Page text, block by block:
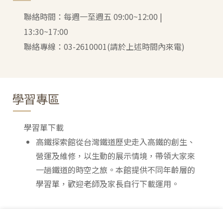
聯絡時間：每週一至週五 09:00~12:00 |
13:30~17:00
聯絡專線：03-2610001(請於上述時間內來電)
學習專區
學習單下載
高鐵探索館從台灣鐵道歷史走入高鐵的創生、
營運及維修，以生動的展示情境，帶領大家來
一趟鐵道的時空之旅。本館提供不同年齡層的
學習單，歡迎老師及家長自行下載運用。